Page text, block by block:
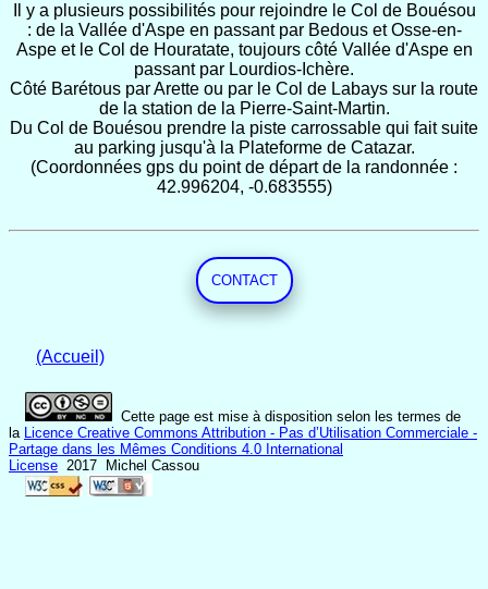
Il y a plusieurs possibilités pour rejoindre le Col de Bouésou
: de la Vallée d'Aspe en passant par Bedous et Osse-en-
Aspe et le Col de Houratate, toujours côté Vallée d'Aspe en
passant par Lourdios-Ichère.
Côté Barétous par Arette ou par le Col de Labays sur la route
de la station de la Pierre-Saint-Martin.
Du Col de Bouésou prendre la piste carrossable qui fait suite
au parking jusqu'à la Plateforme de Catazar.
(Coordonnées gps du point de départ de la randonnée :
42.996204, -0.683555)
CONTACT
(Accueil)
Cette page est mise à disposition selon les termes de
la Licence Creative Commons Attribution - Pas d’Utilisation Commerciale -
Partage dans les Mêmes Conditions 4.0 International
License 2017 Michel Cassou